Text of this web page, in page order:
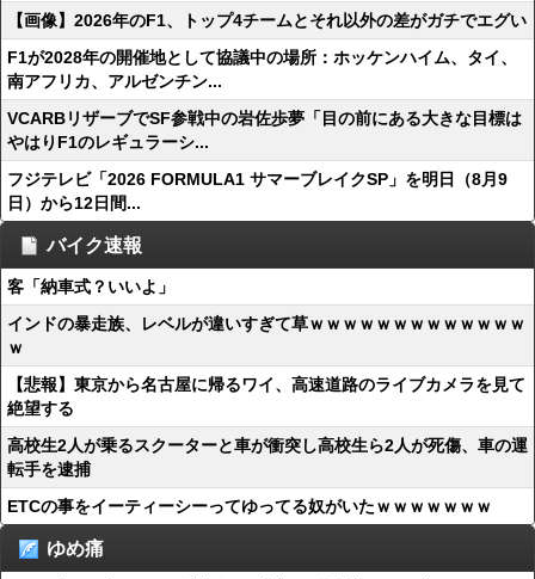
【画像】2026年のF1、トップ4チームとそれ以外の差がガチでエグい
F1が2028年の開催地として協議中の場所：ホッケンハイム、タイ、
南アフリカ、アルゼンチン...
VCARBリザーブでSF参戦中の岩佐歩夢「目の前にある大きな目標は
やはりF1のレギュラーシ...
フジテレビ「2026 FORMULA1 サマーブレイクSP」を明日（8月9
日）から12日間...
バイク速報
客「納車式？いいよ」
インドの暴走族、レベルが違いすぎて草ｗｗｗｗｗｗｗｗｗｗｗｗｗ
ｗ
【悲報】東京から名古屋に帰るワイ、高速道路のライブカメラを見て
絶望する
高校生2人が乗るスクーターと車が衝突し高校生ら2人が死傷、車の運
転手を逮捕
ETCの事をイーティーシーってゆってる奴がいたｗｗｗｗｗｗｗ
ゆめ痛